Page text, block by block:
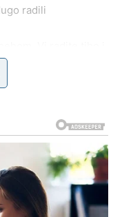
radili
kada drugi
donose potvrdu da
KOJE